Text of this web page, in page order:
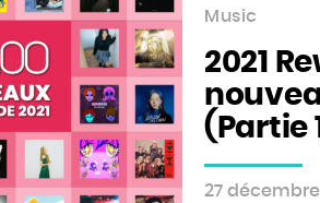
Music
2021
(Partie
27 décembre